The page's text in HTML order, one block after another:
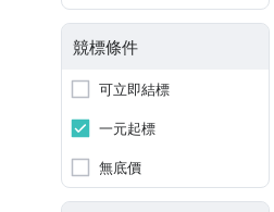
競標條件
可立即結標
一元起標
無底價